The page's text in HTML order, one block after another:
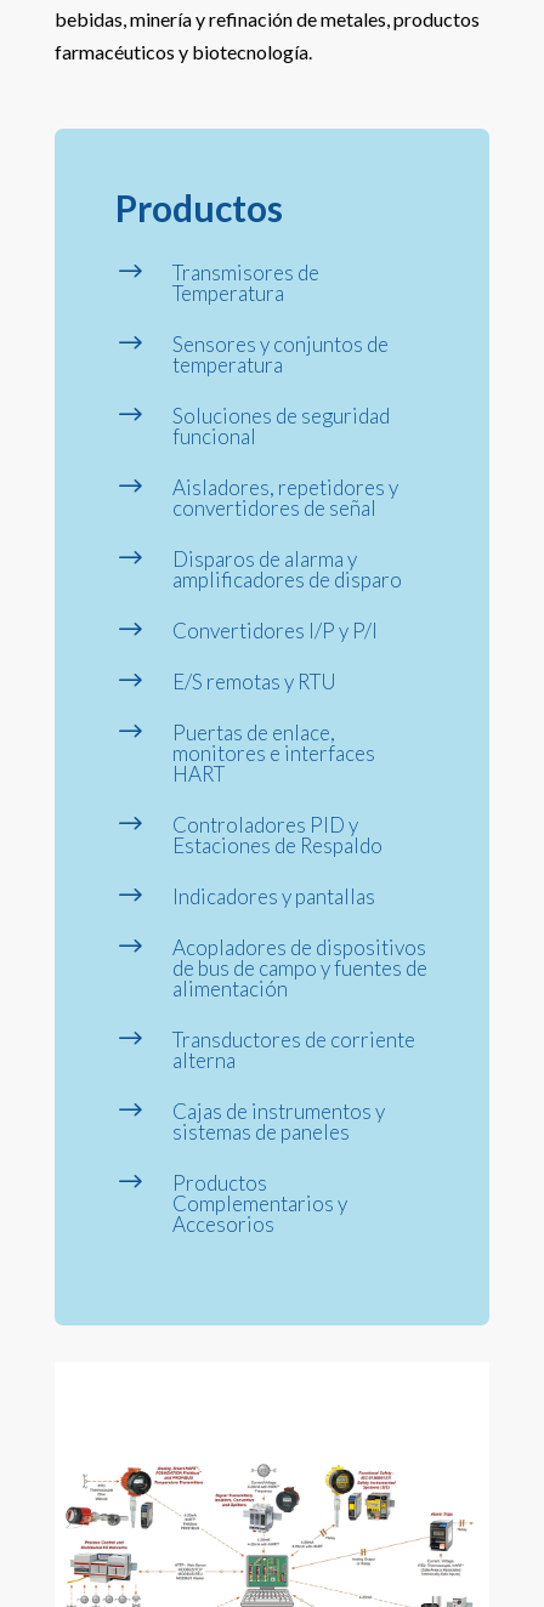
bebidas, minería y refinación de metales, productos
farmacéuticos y biotecnología.
Productos
$
Transmisores de
Temperatura
$
Sensores y conjuntos de
temperatura
$
Soluciones de seguridad
funcional
$
Aisladores, repetidores y
convertidores de señal
$
Disparos de alarma y
amplificadores de disparo
$ Convertidores I/P y P/I
$ E/S remotas y RTU
$
Puertas de enlace,
monitores e interfaces
HART
$
Controladores PID y
Estaciones de Respaldo
$ Indicadores y pantallas
$
Acopladores de dispositivos
de bus de campo y fuentes de
alimentación
$
Transductores de corriente
alterna
$
Cajas de instrumentos y
sistemas de paneles
$
Productos
Complementarios y
Accesorios